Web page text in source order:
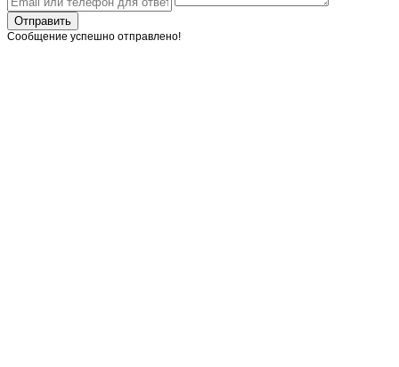
Отправить
Сообщение успешно отправлено!